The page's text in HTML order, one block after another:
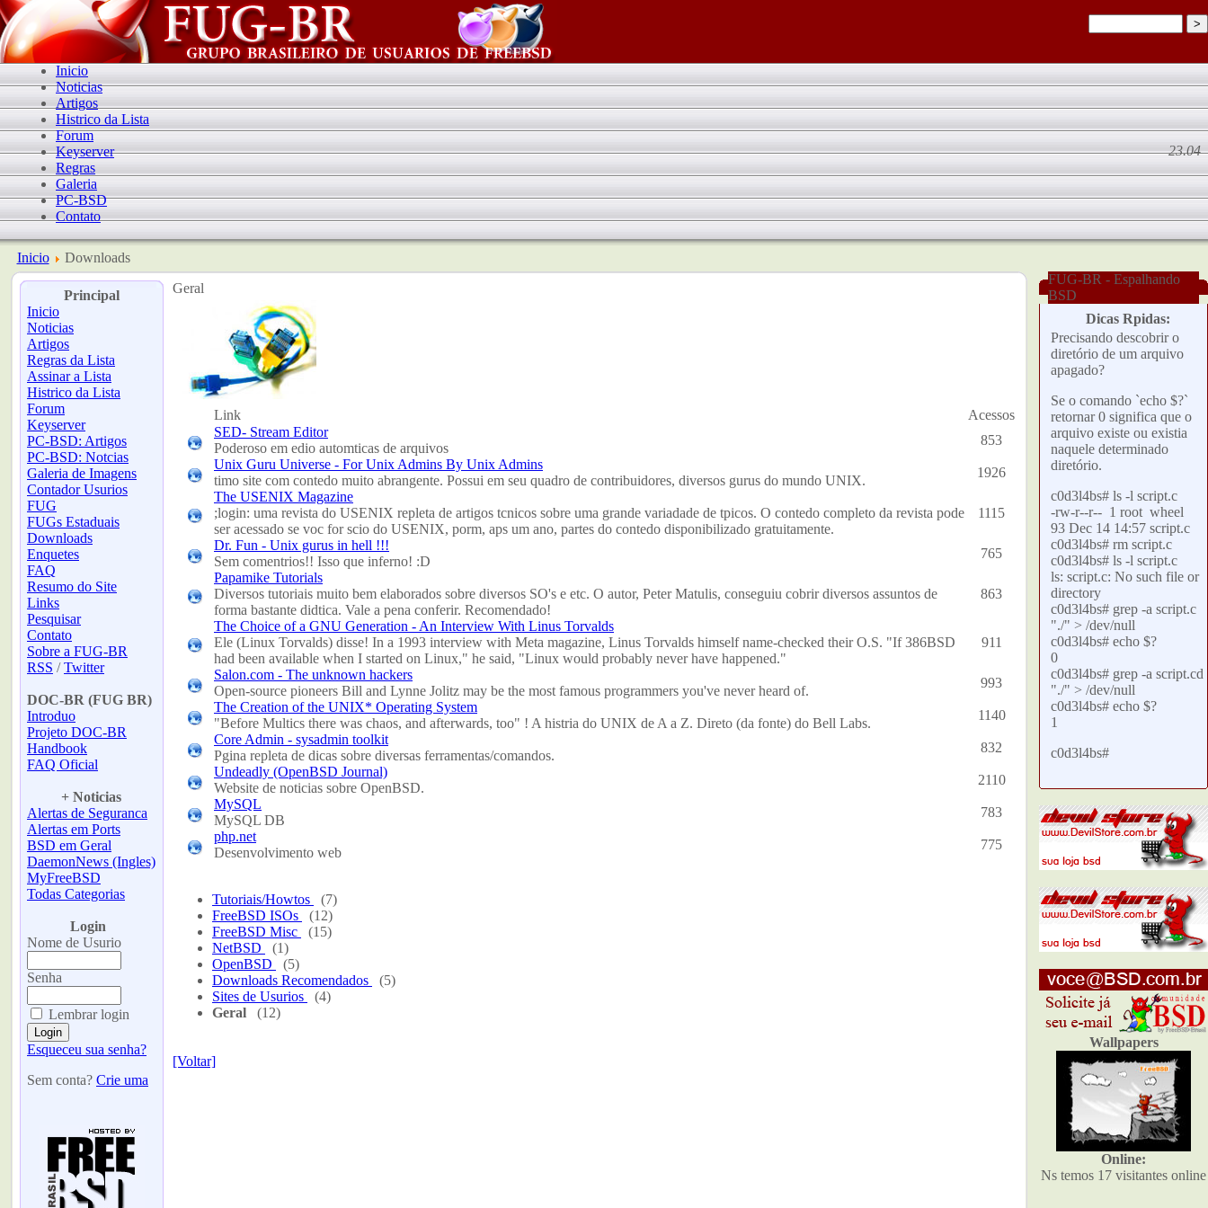
Inicio
Noticias
Artigos
Histrico da Lista
Forum
Keyserver
Regras
Galeria
PC-BSD
Contato
23.04
Inicio Downloads
Principal
Inicio
Noticias
Artigos
Regras da Lista
Assinar a Lista
Histrico da Lista
Forum
Keyserver
PC-BSD: Artigos
PC-BSD: Notcias
Galeria de Imagens
Contador Usurios
FUG
FUGs Estaduais
Downloads
Enquetes
FAQ
Resumo do Site
Links
Pesquisar
Contato
Sobre a FUG-BR
RSS /Twitter
DOC-BR (FUG BR)
Introduo
Projeto DOC-BR
Handbook
FAQ Oficial
+ Noticias
Alertas de Seguranca
Alertas em Ports
BSD em Geral
DaemonNews (Ingles)
MyFreeBSD
Todas Categorias
Login
Nome de Usurio
Senha
Lembrar login
Esqueceu sua senha?
Sem conta? Crie uma
Geral
Link
Acessos
SED- Stream Editor
Poderoso em edio automticas de arquivos
853
Unix Guru Universe - For Unix Admins By Unix Admins
timo site com contedo muito abrangente. Possui em seu quadro de contribuidores, diversos gurus do mundo UNIX.
1926
The USENIX Magazine
;login: uma revista do USENIX repleta de artigos tcnicos sobre uma grande variadade de tpicos. O contedo completo da revista pode
ser acessado se voc for scio do USENIX, porm, aps um ano, partes do contedo disponibilizado gratuitamente.
1115
Dr. Fun - Unix gurus in hell !!!
Sem comentrios!! Isso que inferno! :D
765
Papamike Tutorials
Diversos tutoriais muito bem elaborados sobre diversos SO's e etc. O autor, Peter Matulis, conseguiu cobrir diversos assuntos de
forma bastante didtica. Vale a pena conferir. Recomendado!
863
The Choice of a GNU Generation - An Interview With Linus Torvalds
Ele (Linux Torvalds) disse! In a 1993 interview with Meta magazine, Linus Torvalds himself name-checked their O.S. "If 386BSD
had been available when I started on Linux," he said, "Linux would probably never have happened."
911
Salon.com - The unknown hackers
Open-source pioneers Bill and Lynne Jolitz may be the most famous programmers you've never heard of.
993
The Creation of the UNIX* Operating System
"Before Multics there was chaos, and afterwards, too" ! A histria do UNIX de A a Z. Direto (da fonte) do Bell Labs.
1140
Core Admin - sysadmin toolkit
Pgina repleta de dicas sobre diversas ferramentas/comandos.
832
Undeadly (OpenBSD Journal)
Website de noticias sobre OpenBSD.
2110
MySQL
MySQL DB
783
php.net
Desenvolvimento web
775
Tutoriais/Howtos
(7)
FreeBSD ISOs
(12)
FreeBSD Misc
(15)
NetBSD
(1)
OpenBSD
(5)
Downloads Recomendados
(5)
Sites de Usurios
(4)
Geral
(12)
[Voltar]
FUG-BR - Espalhando
BSD
Dicas Rpidas:
Precisando descobrir o
diretório de um arquivo
apagado?
Se o comando `echo $?`
retornar 0 significa que o
arquivo existe ou existia
naquele determinado
diretório.
c0d3l4bs# ls -l script.c
-rw-r--r-- 1 root wheel
93 Dec 14 14:57 script.c
c0d3l4bs# rm script.c
c0d3l4bs# ls -l script.c
ls: script.c: No such file or
directory
c0d3l4bs# grep -a script.c
"./" > /dev/null
c0d3l4bs# echo $?
0
c0d3l4bs# grep -a script.cd
"./" > /dev/null
c0d3l4bs# echo $?
1
c0d3l4bs#
Wallpapers
Online:
Ns temos 17 visitantes online